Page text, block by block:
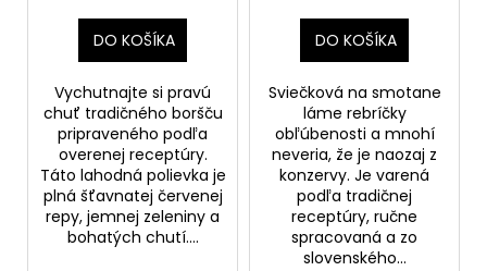
DO KOŠÍKA
Vychutnajte si pravú
chuť tradičného boršču
pripraveného podľa
overenej receptúry.
Táto lahodná polievka je
plná šťavnatej červenej
repy, jemnej zeleniny a
bohatých chutí....
DO KOŠÍKA
Sviečková na smotane
láme rebríčky
obľúbenosti a mnohí
neveria, že je naozaj z
konzervy. Je varená
podľa tradičnej
receptúry, ručne
spracovaná a zo
slovenského...